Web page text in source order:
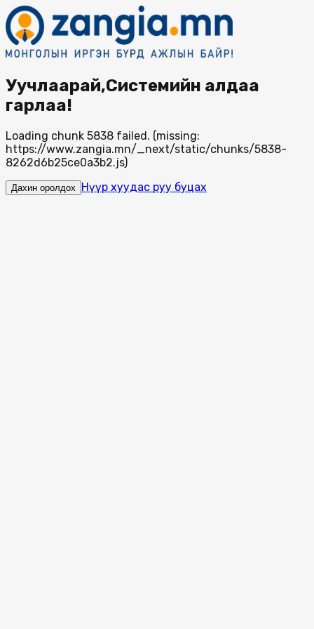
Уучлаарай,Системийн алдаа
гарлаа!
Loading chunk 5838 failed. (missing:
https://www.zangia.mn/_next/static/chunks/5838-
8262d6b25ce0a3b2.js)
Дахин оролдох Нүүр хуудас руу буцах